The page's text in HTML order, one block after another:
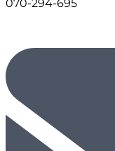
070-294-695